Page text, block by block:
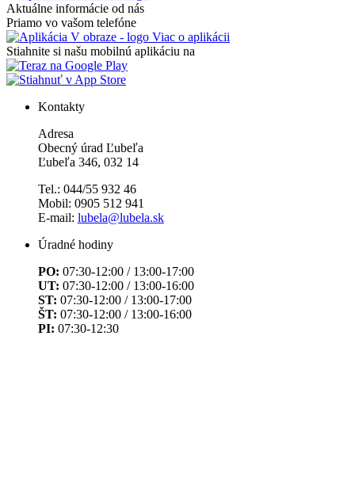
Aktuálne informácie od nás
Priamo vo vašom telefóne
Viac o aplikácii
Stiahnite si našu mobilnú aplikáciu na
Kontakty
Adresa
Obecný úrad Ľubeľa
Ľubeľa 346, 032 14
Tel.: 044/55 932 46
Mobil: 0905 512 941
E-mail: lubela@lubela.sk
Úradné hodiny
PO: 07:30-12:00 / 13:00-17:00
UT: 07:30-12:00 / 13:00-16:00
ST: 07:30-12:00 / 13:00-17:00
ŠT: 07:30-12:00 / 13:00-16:00
PI: 07:30-12:30